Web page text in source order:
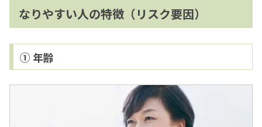
なりやすい人の特徴（リスク要因）
① 年齢